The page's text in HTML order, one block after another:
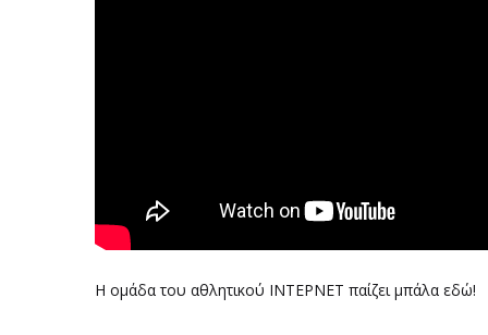
Η ομάδα του αθλητικού ΙΝΤΕΡΝΕΤ παίζει μπάλα εδώ!